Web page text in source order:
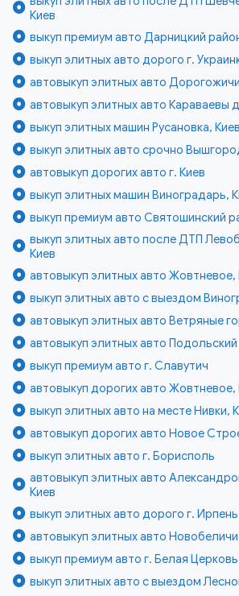
Киев
выкуп премиум авто Дарницкий
выкуп элитных авто дорого г.
автовыкуп элитных авто
автовыкуп элитных авто Караваевы
выкуп элитных машин Русановка, Киев
выкуп элитных авто срочно
автовыкуп дорогих авто г. Киев
выкуп элитных машин Виноградарь,
выкуп премиум авто Святошинский
выкуп элитных авто после ДТП
Киев
автовыкуп элитных авто Жовтневое,
выкуп элитных авто с выездом
автовыкуп элитных авто Ветряные
автовыкуп элитных авто
выкуп премиум авто г. Славутич
автовыкуп дорогих авто Жовтневое,
выкуп элитных авто на месте Нивки,
автовыкуп дорогих авто Новое
выкуп элитных авто г. Борисполь
автовыкуп элитных авто
Киев
выкуп элитных авто дорого г. Ирпень
автовыкуп элитных авто
выкуп премиум авто г. Белая Церковь
выкуп элитных авто с выездом